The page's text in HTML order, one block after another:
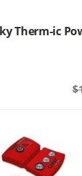
Therm-ic